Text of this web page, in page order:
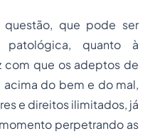
questão, que pode ser
patológica, quanto à
com que os adeptos de
do bem e do mal,
e direitos ilimitados, já
perpetrando as